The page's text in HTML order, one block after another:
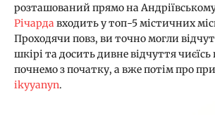
розташований прямо на Андріївському
Річардавходить у топ-5 містичних
Проходячи повз, ви точно могли
шкірі та досить дивне відчуття
почнемо з початку, а вже потім про
ikyyanyn.